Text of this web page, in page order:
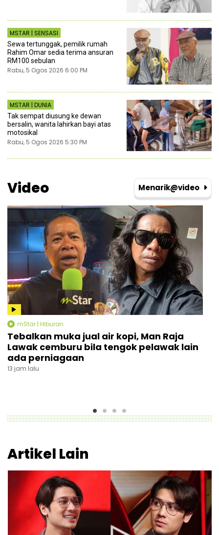
MSTAR | SENSASI
Sewa tertunggak, pemilik rumah
Rahim Omar sedia terima ansuran
RM100 sebulan
Rabu, 5 Ogos 2026 6:00 PM
MSTAR | DUNIA
Tak sempat diusung ke dewan
bersalin, wanita lahirkan bayi atas
motosikal
Rabu, 5 Ogos 2026 5:30 PM
Video Menarik@video
mStar | Hiburan
Tebalkan muka jual air kopi, Man Raja
Lawak cemburu bila tengok pelawak lain
ada perniagaan
13 jam lalu
Artikel Lain